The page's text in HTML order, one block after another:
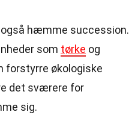
hæmme succession.
som tørke og
forstyrre økologiske
det sværere for
sig.